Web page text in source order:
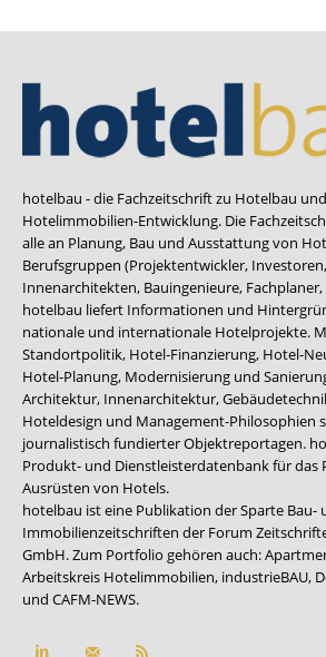
hotelbau - die Fachzeitschrift zu Hotelbau
Hotelimmobilien-Entwicklung. Die
alle an Planung, Bau und Ausstattung von
Berufsgruppen (Projektentwickler,
Innenarchitekten, Bauingenieure,
hotelbau liefert Informationen und
nationale und internationale Hotelprojekte.
Standortpolitik, Hotel-Finanzierung, Hotel-
Hotel-Planung, Modernisierung und
Architektur, Innenarchitektur,
Hoteldesign und Management-Philosophien
journalistisch fundierter Objektreportagen.
Produkt- und Dienstleisterdatenbank für das
Ausrüsten von Hotels.
hotelbau ist eine Publikation der Sparte Bau-
Immobilienzeitschriften der Forum
GmbH. Zum Portfolio gehören auch:
Arbeitskreis Hotelimmobilien, industrieBAU,
und CAFM-NEWS.